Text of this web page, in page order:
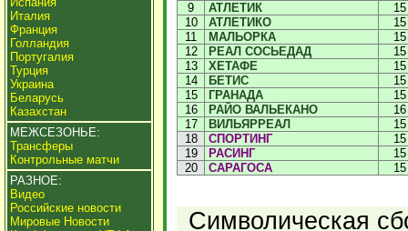
Италия
Франция
Голландия
Португалия
Турция
Украина
Беларусь
Казахстан
МЕЖСЕЗОНЬЕ:
Трансферы
Контрольные матчи
РАЗНОЕ:
Видео
Российские новости
Мировые Новости
9
АТЛЕТИК
15
10
АТЛЕТИКО
15
11
МАЛЬОРКА
15
12
РЕАЛ СОСЬЕДАД
15
13
ХЕТАФЕ
15
14
БЕТИС
15
15
ГРАНАДА
15
16
РАЙО ВАЛЬЕКАНО
16
17
ВИЛЬЯРРЕАЛ
15
18
СПОРТИНГ
15
19
РАСИНГ
15
20
САРАГОСА 15
Символическая